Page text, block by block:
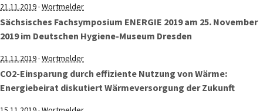
21.11.2019· Wortmelder
Sächsisches Fachsymposium ENERGIE 2019 am 25. November
2019 im Deutschen Hygiene-Museum Dresden
21.11.2019· Wortmelder
CO2-Einsparung durch effiziente Nutzung von Wärme:
Energiebeirat diskutiert Wärmeversorgung der Zukunft